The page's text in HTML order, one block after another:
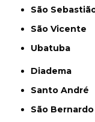
São
São Vicente
Ubatuba
Diadema
Santo André
São